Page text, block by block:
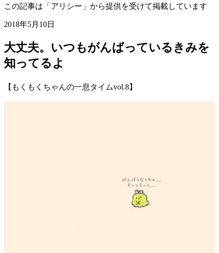
この記事は「アリシー」から提供を受けて掲載しています
2018年5月10日
大丈夫。いつもがんばっているきみを
知ってるよ
【もくもくちゃんの一息タイムvol.8】